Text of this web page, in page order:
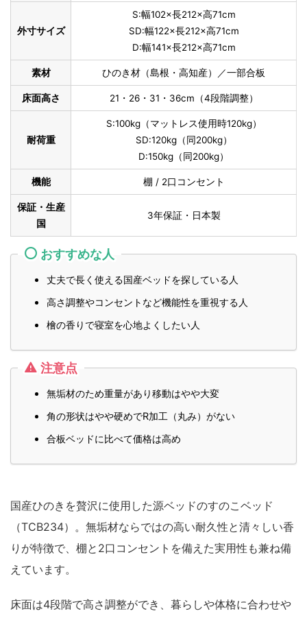
外寸サイズ
S:幅102×長212×高71cm
SD:幅122×長212×高71cm
D:幅141×長212×高71cm
素材 ひのき材（島根・高知産）／一部合板
床面高さ 21・26・31・36cm（4段階調整）
耐荷重
S:100kg（マットレス使用時120kg）
SD:120kg（同200kg）
D:150kg（同200kg）
機能 棚 / 2口コンセント
保証・生産
国
3年保証・日本製
おすすめな人
丈夫で長く使える国産ベッドを探している人
高さ調整やコンセントなど機能性を重視する人
檜の香りで寝室を心地よくしたい人
注意点
無垢材のため重量があり移動はやや大変
角の形状はやや硬めでR加工（丸み）がない
合板ベッドに比べて価格は高め
国産ひのきを贅沢に使用した源ベッドのすのこベッド
（TCB234）。無垢材ならではの高い耐久性と清々しい香
りが特徴で、棚と2口コンセントを備えた実用性も兼ね備
えています。
床面は4段階で高さ調整ができ、暮らしや体格に合わせや